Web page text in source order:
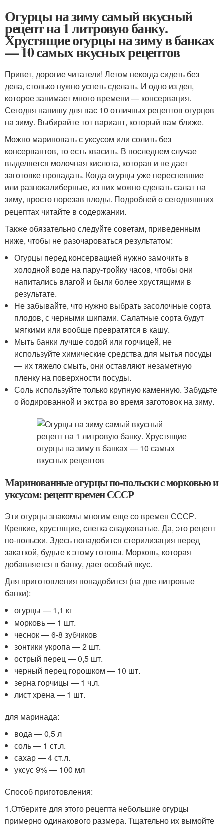
Огурцы на зиму самый вкусный
рецепт на 1 литровую банку.
Хрустящие огурцы на зиму в банках
— 10 самых вкусных рецептов
Привет, дорогие читатели! Летом некогда сидеть без
дела, столько нужно успеть сделать. И одно из дел,
которое занимает много времени — консервация.
Сегодня напишу для вас 10 отличных рецептов огурцов
на зиму. Выбирайте тот вариант, который вам ближе.
Можно мариновать с уксусом или солить без
консервантов, то есть квасить. В последнем случае
выделяется молочная кислота, которая и не дает
заготовке пропадать. Когда огурцы уже переспевшие
или разнокалиберные, из них можно сделать салат на
зиму, просто порезав плоды. Подробней о сегодняшних
рецептах читайте в содержании.
Также обязательно следуйте советам, приведенным
ниже, чтобы не разочароваться результатом:
Огурцы перед консервацией нужно замочить в
холодной воде на пару-тройку часов, чтобы они
напитались влагой и были более хрустящими в
результате.
Не забывайте, что нужно выбрать засолочные сорта
плодов, с черными шипами. Салатные сорта будут
мягкими или вообще превратятся в кашу.
Мыть банки лучше содой или горчицей, не
используйте химические средства для мытья посуды
— их тяжело смыть, они оставляют незаметную
пленку на поверхности посуды.
Соль используйте только крупную каменную. Забудьте
о йодированной и экстра во время заготовок на зиму.
Маринованные огурцы по-польски с морковью и
уксусом: рецепт времен СССР
Эти огурцы знакомы многим еще со времен СССР.
Крепкие, хрустящие, слегка сладковатые. Да, это рецепт
по-польски. Здесь понадобится стерилизация перед
закаткой, будьте к этому готовы. Морковь, которая
добавляется в банку, дает особый вкус.
Для приготовления понадобится (на две литровые
банки):
огурцы — 1,1 кг
морковь — 1 шт.
чеснок — 6-8 зубчиков
зонтики укропа — 2 шт.
острый перец — 0,5 шт.
черный перец горошком — 10 шт.
зерна горчицы — 1 ч.л.
лист хрена — 1 шт.
для маринада:
вода — 0,5 л
соль — 1 ст.л.
сахар — 4 ст.л.
уксус 9% — 100 мл
Способ приготовления:
1.Отберите для этого рецепта небольшие огурцы
примерно одинакового размера. Тщательно их вымойте